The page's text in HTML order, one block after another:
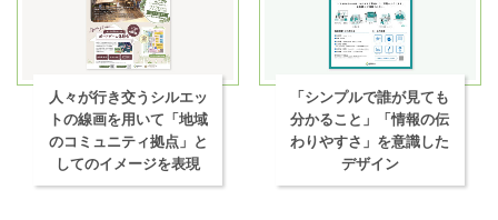
人々が行き交うシルエッ
トの線画を用いて「地域
のコミュニティ拠点」と
してのイメージを表現
「シンプルで誰が見ても
分かること」「情報の伝
わりやすさ」を意識した
デザイン